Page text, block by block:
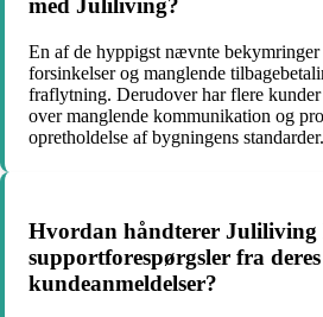
med Juliliving?
En af de hyppigst nævnte
forsinkelser og manglende
fraflytning. Derudover har flere
over manglende kommunikation og
opretholdelse af bygningens standarder.
Hvordan håndterer Juliliving
supportforespørgsler fra
kundeanmeldelser?